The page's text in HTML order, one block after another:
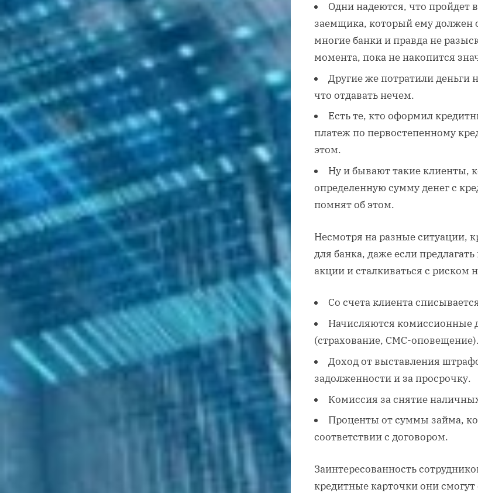
Одни надеются, что пройдет
заемщика, который ему должен
многие банки и правда не
момента, пока не накопится
Другие же потратили деньги
что отдавать нечем.
Есть те, кто оформил
платеж по первостепенному
этом.
Ну и бывают такие клиенты,
определенную сумму денег с
помнят об этом.
Несмотря на разные ситуации,
для банка, даже если
акции и сталкиваться с риском
Со счета клиента
Начисляются комиссионные
(страхование, СМС-оповещение).
Доход от выставления
задолженности и за просрочку.
Комиссия за снятие
Проценты от суммы займа,
соответствии с договором.
Заинтересованность
кредитные карточки они